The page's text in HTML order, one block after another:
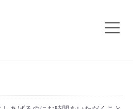
development store